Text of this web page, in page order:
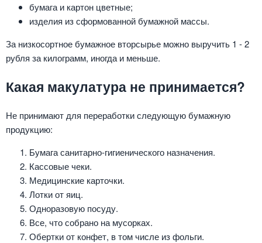
бумага и картон цветные;
изделия из сформованной бумажной массы.
За низкосортное бумажное вторсырье можно выручить 1 - 2
рубля за килограмм, иногда и меньше.
Какая макулатура не принимается?
Не принимают для переработки следующую бумажную
продукцию:
Бумага санитарно-гигиенического назначения.
Кассовые чеки.
Медицинские карточки.
Лотки от яиц.
Одноразовую посуду.
Все, что собрано на мусорках.
Обертки от конфет, в том числе из фольги.